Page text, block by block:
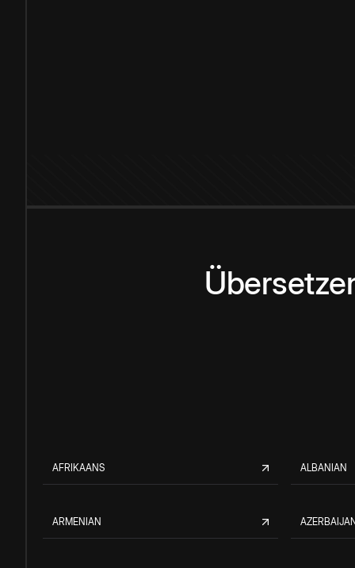
AFRIKAANS ALBANIAN
ARMENIAN